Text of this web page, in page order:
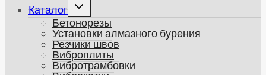
Каталог
Развернуть
меню
Бетонорезы
Установки алмазного бурения
Резчики швов
Виброплиты
Вибротрамбовки